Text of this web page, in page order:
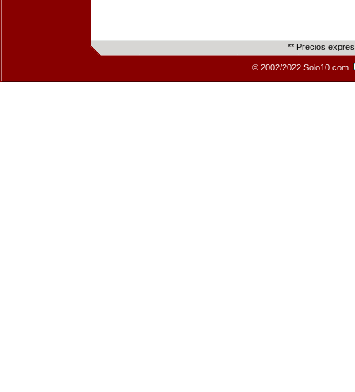
** Precios
© 2002/2022 Solo10.com